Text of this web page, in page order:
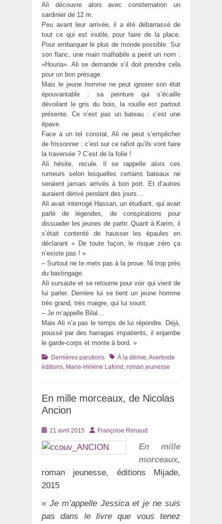
Ali découvre alors avec consternation un
sardinier de 12 m.
Peu avant leur arrivée, il a été débarrassé de
tout ce qui est inutile, pour faire de la place.
Pour embarquer le plus de monde possible. Sur
son flanc, une main malhabile a peint un nom :
«Houria». Ali se demande s’il doit prendre cela
pour un bon présage.
Mais le jeune homme ne peut ignorer son état
épouvantable : sa peinture qui s’écaille
dévoilant le gris du bois, la rouille est partout
présente. Ce n’est pas un bateau : c’est une
épave.
Face à un tel constat, Ali ne peut s’empêcher
de frissonner : c’est sur ce rafiot qu’ils vont faire
la traversée ? C’est de la folie !
Ali hésite, recule. Il se rappelle alors ces
rumeurs selon lesquelles certains bateaux ne
seraient jamais arrivés à bon port. Et d’autres
auraient dérivé pendant des jours…
Ali avait interrogé Hassan, un étudiant, qui avait
parlé de légendes, de conspirations pour
dissuader les jeunes de partir. Quant à Karim, il
s’était contenté de hausser les épaules en
déclarant « De toute façon, le risque zéro ça
n’existe pas ! »
– Surtout ne te mets pas à la proue. Ni trop près
du bastingage.
Ali sursaute et se retourne pour voir qui vient de
lui parler. Derrière lui se tient un jeune homme
très grand, très maigre, qui lui sourit.
– Je m’appelle Bilal…
Mais Ali n’a pas le temps de lui répondre. Déjà,
poussé par des harragas impatients, il enjambe
le garde-corps et monte à bord. »
Catégories
Dernières parutions TagsÀ la dérive,Averbode
éditions, Marie-Hélène Lafond , roman jeunesse
En mille morceaux, de Nicolas
Ancion
Posté
le
21 avril 2015 AuteurFrançoise Renaud
En mille
morceaux,
roman jeunesse, éditions Mijade,
2015
« Je m’appelle Jessica et je ne suis
pas dans le livre que vous tenez